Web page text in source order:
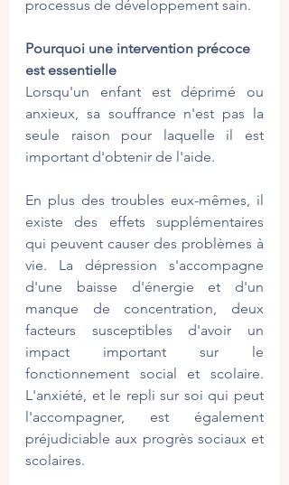
processus de développement sain.
Pourquoi une intervention précoce
est essentielle
Lorsqu'un enfant est déprimé ou
anxieux, sa souffrance n'est pas la
seule raison pour laquelle il est
important d'obtenir de l'aide.
En plus des troubles eux-mêmes, il
existe des effets supplémentaires
qui peuvent causer des problèmes à
vie. La dépression s'accompagne
d'une baisse d'énergie et d'un
manque de concentration, deux
facteurs susceptibles d'avoir un
impact important sur le
fonctionnement social et scolaire.
L'anxiété, et le repli sur soi qui peut
l'accompagner, est également
préjudiciable aux progrès sociaux et
scolaires.